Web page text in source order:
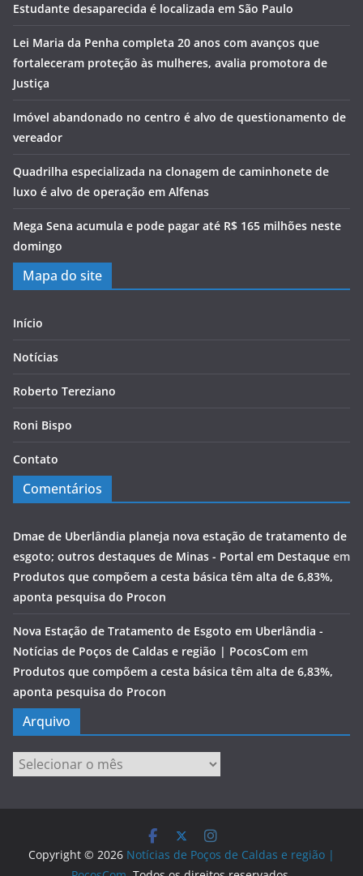
Estudante desaparecida é localizada em São Paulo
Lei Maria da Penha completa 20 anos com avanços que
fortaleceram proteção às mulheres, avalia promotora de
Justiça
Imóvel abandonado no centro é alvo de questionamento de
vereador
Quadrilha especializada na clonagem de caminhonete de
luxo é alvo de operação em Alfenas
Mega Sena acumula e pode pagar até R$ 165 milhões neste
domingo
Mapa do site
Início
Notícias
Roberto Tereziano
Roni Bispo
Contato
Comentários
Dmae de Uberlândia planeja nova estação de tratamento de
esgoto; outros destaques de Minas - Portal em Destaque em
Produtos que compõem a cesta básica têm alta de 6,83%,
aponta pesquisa do Procon
Nova Estação de Tratamento de Esgoto em Uberlândia -
Notícias de Poços de Caldas e região | PocosCom em
Produtos que compõem a cesta básica têm alta de 6,83%,
aponta pesquisa do Procon
Arquivo
Arquivo
Copyright © 2026 Notícias de Poços de Caldas e região |